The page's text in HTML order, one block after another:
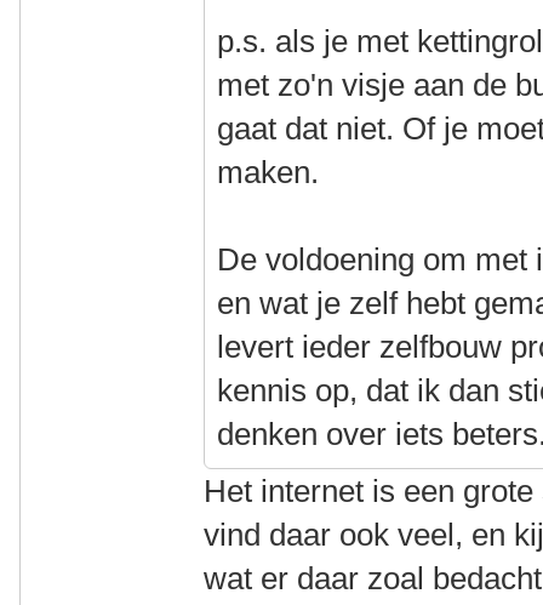
p.s. als je met
met zo'n visje aan de
gaat dat niet. Of je
maken.
De voldoening om met
en wat je zelf hebt
levert ieder zelfbouw
kennis op, dat ik dan
denken over iets
Het internet is een
vind daar ook veel, en
wat er daar zoal